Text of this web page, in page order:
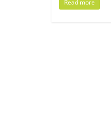
ที่Read more